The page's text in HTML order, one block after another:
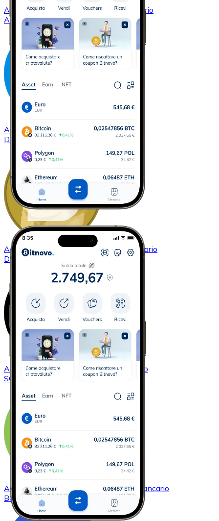
AcquistareCardano
con bonifico bancario
ADA
AcquistareDash
con bonifico bancario
DASH
AcquistareDogecoincon bonifico bancario
DOGE
AcquistareSolana
con bonifico bancario
SOL
AcquistareBitcoin Cash
con bonifico bancario
BCH